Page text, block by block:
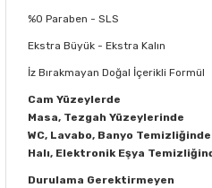
%0 Paraben - SLS
Ekstra Büyük - Ekstra Kalın
İz Bırakmayan Doğal İçerikli Formül
Cam Yüzeylerde
Masa, Tezgah Yüzeylerinde
WC, Lavabo, Banyo Temizliğinde
Halı, Elektronik Eşya
Durulama Gerektirmeyen